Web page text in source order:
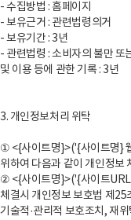
- 수집방법 : 홈페이지
- 보유근거 : 관련법령의거
- 보유기간 : 3년
- 관련법령 : 소비자의 불만 또
및 이용 등에 관한 기록 : 3년
3. 개인정보처리 위탁
① <{사이트명}>('{사이트명}
위하여 다음과 같이 개인정보
② <{사이트명}>('{사이트
체결시 개인정보 보호법 제25
기술적·관리적 보호조치, 재